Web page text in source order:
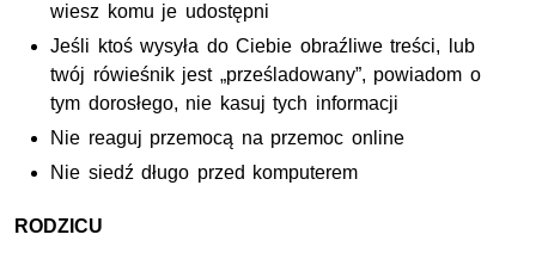
wiesz komu je udostępni
Jeśli ktoś wysyła do Ciebie obraźliwe treści, lub
twój rówieśnik jest „prześladowany”, powiadom o
tym dorosłego, nie kasuj tych informacji
Nie reaguj przemocą na przemoc online
Nie siedź długo przed komputerem
RODZICU